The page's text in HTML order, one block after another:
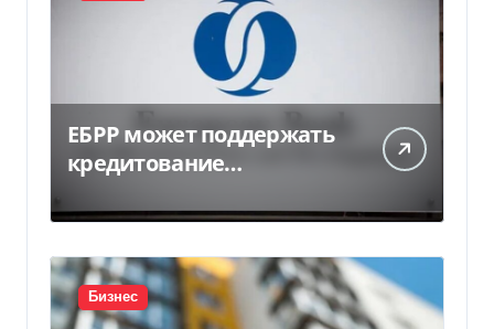
ЕБРР может поддержать
кредитование
300 млн евро — Delo.ua
Бизнес